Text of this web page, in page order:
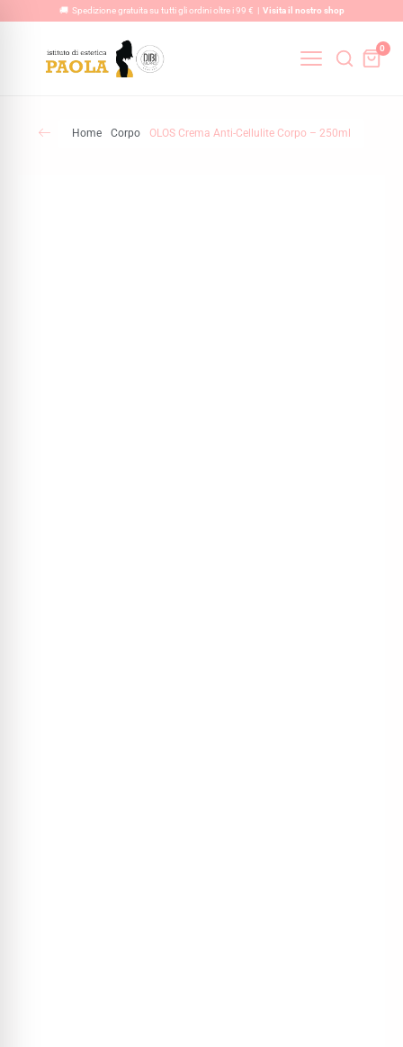
contenuto
🚚 Spedizione gratuita su tutti gli ordini oltre i 99 € | Visita il nostro shop
0
Home Corpo OLOS Crema Anti-Cellulite Corpo – 250ml